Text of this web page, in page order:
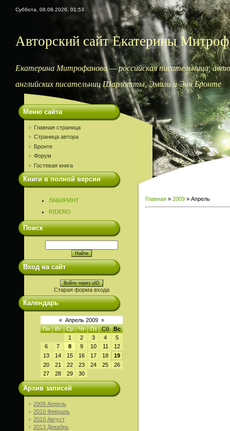
Суббота, 08.08.2026, 01:53
Авторский сайт Екатерины
Екатерина Митрофанова — российская писательница,
английских писательниц Шарлотты, Эмили и Энн Бронте
Меню сайта
Главная страница
Страница автора
Бронте
Форум
Гостевая книга
Книги в полной версии
ЛАБИРИНТ
RIDERO
Поиск
Вход на сайт
Войти через uID
Старая форма входа
Календарь
« Апрель 2009 »
Пн
Вт Ср Чт Пт Сб
Вс
1
2 3 4
5
6
7 8 9 10 11
12
13
14 15 16 17 18
19
20
21 22 23 24 25
26
27
28 29 30
Архив записей
2009 Апрель
2010 Февраль
2010 Август
2013 Декабрь
Главная » 2009 » Апрель